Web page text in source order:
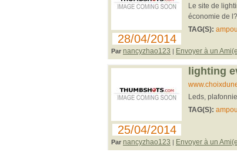
28/04/2014
Le site de
économie de
TAG(S):
Par nancyzhao123 | Envoyer à un
25/04/2014
lighting
Leds,
TAG(S):
Par nancyzhao123 | Envoyer à un